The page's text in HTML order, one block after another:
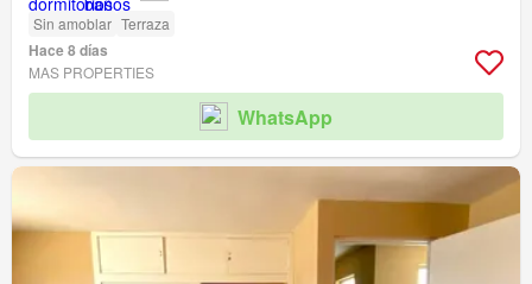
Sin amoblar Terraza
Hace 8 días
MAS PROPERTIES
WhatsApp